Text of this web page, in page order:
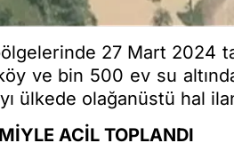
27 Mart 2024
ve bin 500 ev su
ülkede olağanüstü hal
ACİL TOPLANDI